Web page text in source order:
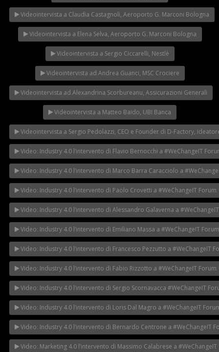
Videointervista a Claudia Castagnoli, Aeroporto G. Marconi Bologna
Videointervista a Elena Selva, Aeroporto G. Marconi Bologna
Videointervista a Sergio Ciccarelli, Nestlè
Videointervista ad Andrea Guanci, MSC Crociere
Videointervista ad Alexandrina Scorbureanu, Assicurazioni Generali
Videointervista a Matteo Baido, UBI Banca
Videointervista a Sergio Pedolazzi, CEO e Founder di D-Factory,
Video: Industry 4.0 l’intervento di Flavio Bernocchi a #WeChangeIT
Video: Industry 4.0 l’intervento di Marco Barra Caracciolo a
Video: Industry 4.0 l’intervento di Paolo Crovetti a #WeChangeIT Forum
Video: Industry 4.0 l’intervento di Alessandro Galaverna a
Video: Industry 4.0 l’intervento di Emiliano Massa a #WeChangeIT Forum
Video: Industry 4.0 l’intervento di Francesco Pezzutto a #WeChangeIT
Video: Industry 4.0 l’intervento di Fabio Rizzotto a #WeChangeIT Forum
Video: Industry 4.0 l’intervento di Sergio Scornavacca #WeChangeIT
Video: Industry 4.0 l’intervento di Loris Dal Magro a #WeChangeIT
Video: Industry 4.0 l’intervento di Bernardo Centrone a #WeChangeIT
Video: Marketing 4.0 l’intervento di Massimo Calabrese a #WeChangeIT